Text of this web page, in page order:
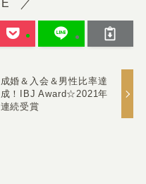
成婚＆入会＆男性比率達
成！IBJ Award☆2021年
連続受賞